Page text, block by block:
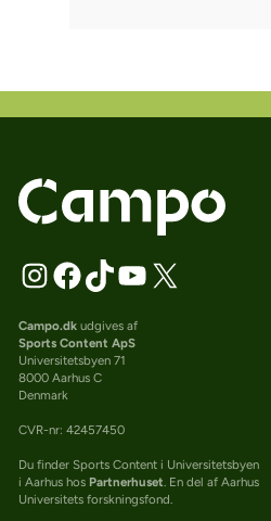
Campo.dkudgives af
Sports Content ApS
Universitetsbyen 71
8000 Aarhus C
Denmark
CVR-nr: 42457450
Du finder Sports Content i Universitetsbyen
i Aarhus hos Partnerhuset. En del af Aarhus
Universitets forskningsfond.